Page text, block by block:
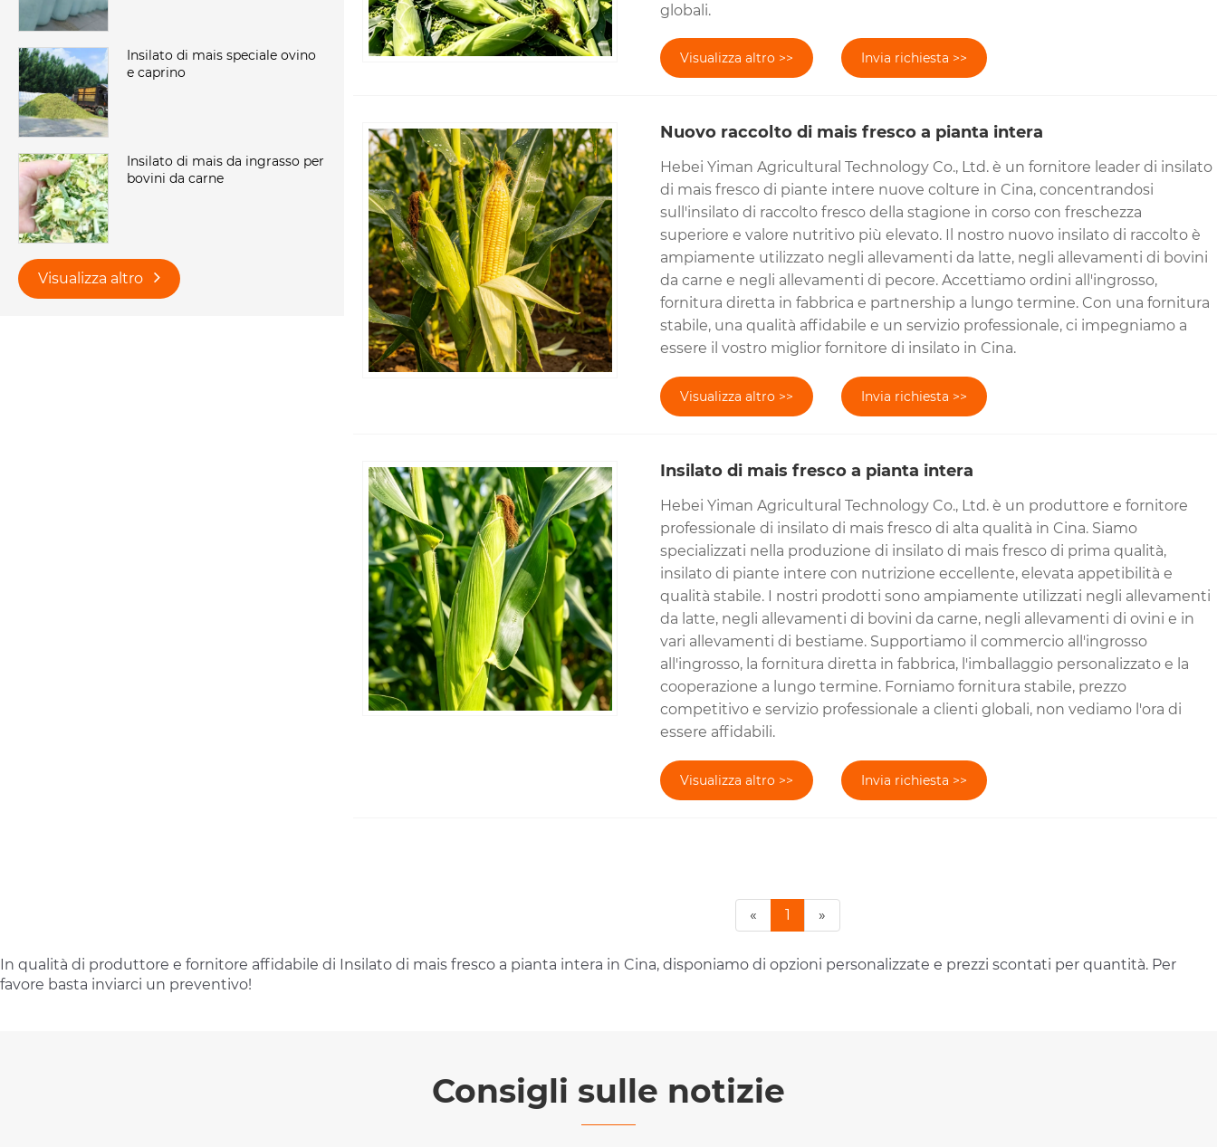
Insilato di mais speciale ovino
e caprino
Insilato di mais da ingrasso per
bovini da carne
Visualizza altro
globali.
Visualizza altro >> Invia richiesta >>
Nuovo raccolto di mais fresco a pianta intera
Hebei Yiman Agricultural Technology Co., Ltd. è un fornitore leader di insilato
di mais fresco di piante intere nuove colture in Cina, concentrandosi
sull'insilato di raccolto fresco della stagione in corso con freschezza
superiore e valore nutritivo più elevato. Il nostro nuovo insilato di raccolto è
ampiamente utilizzato negli allevamenti da latte, negli allevamenti di bovini
da carne e negli allevamenti di pecore. Accettiamo ordini all'ingrosso,
fornitura diretta in fabbrica e partnership a lungo termine. Con una fornitura
stabile, una qualità affidabile e un servizio professionale, ci impegniamo a
essere il vostro miglior fornitore di insilato in Cina.
Visualizza altro >> Invia richiesta >>
Insilato di mais fresco a pianta intera
Hebei Yiman Agricultural Technology Co., Ltd. è un produttore e fornitore
professionale di insilato di mais fresco di alta qualità in Cina. Siamo
specializzati nella produzione di insilato di mais fresco di prima qualità,
insilato di piante intere con nutrizione eccellente, elevata appetibilità e
qualità stabile. I nostri prodotti sono ampiamente utilizzati negli allevamenti
da latte, negli allevamenti di bovini da carne, negli allevamenti di ovini e in
vari allevamenti di bestiame. Supportiamo il commercio all'ingrosso
all'ingrosso, la fornitura diretta in fabbrica, l'imballaggio personalizzato e la
cooperazione a lungo termine. Forniamo fornitura stabile, prezzo
competitivo e servizio professionale a clienti globali, non vediamo l'ora di
essere affidabili.
Visualizza altro >> Invia richiesta >>
« 1 »
In qualità di produttore e fornitore affidabile di Insilato di mais fresco a pianta intera in Cina, disponiamo di opzioni personalizzate e prezzi scontati per quantità. Per
favore basta inviarci un preventivo!
Consigli sulle notizie